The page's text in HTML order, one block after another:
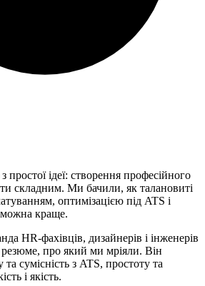
простої ідеї: створення професійного
складним. Ми бачили, як талановиті
оптимізацією під ATS і
краще.
HR-фахівців, дизайнерів і інженерів
резюме, про який ми мріяли. Він
сумісність з ATS, простоту та
і якість.